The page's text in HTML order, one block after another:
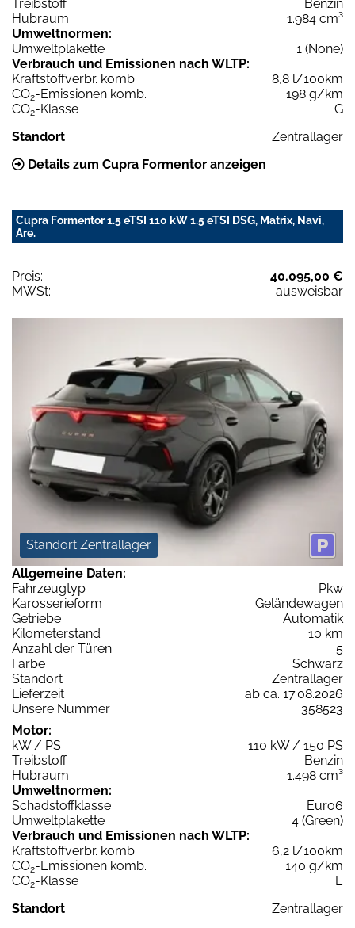
Treibstoff
Benzin
Hubraum
1.984 cm³
Umweltnormen:
Umweltplakette
1 (None)
Verbrauch und Emissionen nach WLTP:
Kraftstoffverbr. komb.
8,8 l/100km
CO2-Emissionen komb.
198 g/km
CO2-Klasse
G
Standort
Zentrallager
Details zum Cupra Formentor anzeigen
Cupra Formentor 1.5 eTSI 110 kW 1.5 eTSI DSG, Matrix, Navi,
Are.
Preis:
40.095,00 €
MWSt:
ausweisbar
Standort Zentrallager
Allgemeine Daten:
Fahrzeugtyp
Pkw
Karosserieform
Geländewagen
Getriebe
Automatik
Kilometerstand
10 km
Anzahl der Türen
5
Farbe
Schwarz
Standort
Zentrallager
Lieferzeit
ab ca. 17.08.2026
Unsere Nummer
358523
Motor:
kW / PS
110 kW / 150 PS
Treibstoff
Benzin
Hubraum
1.498 cm³
Umweltnormen:
Schadstoffklasse
Euro6
Umweltplakette
4 (Green)
Verbrauch und Emissionen nach WLTP:
Kraftstoffverbr. komb.
6,2 l/100km
CO2-Emissionen komb.
140 g/km
CO2-Klasse
E
Standort
Zentrallager